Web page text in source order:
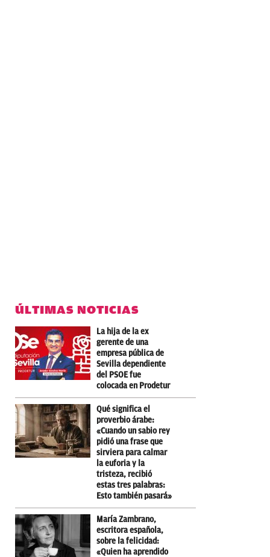
ÚLTIMAS NOTICIAS
La hija de la ex
gerente de una
empresa pública de
Sevilla dependiente
del PSOE fue
colocada en Prodetur
Qué significa el
proverbio árabe:
«Cuando un sabio rey
pidió una frase que
sirviera para calmar
la euforia y la
tristeza, recibió
estas tres palabras:
Esto también pasará»
María Zambrano,
escritora española,
sobre la felicidad:
«Quien ha aprendido